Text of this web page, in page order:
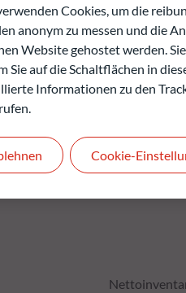
keine Rückschlüsse auf die
Cookies, um die
anonym zu messen und die
Website gehostet werden.
Sie auf die Schaltflächen in
Informationen zu den
Cookie-